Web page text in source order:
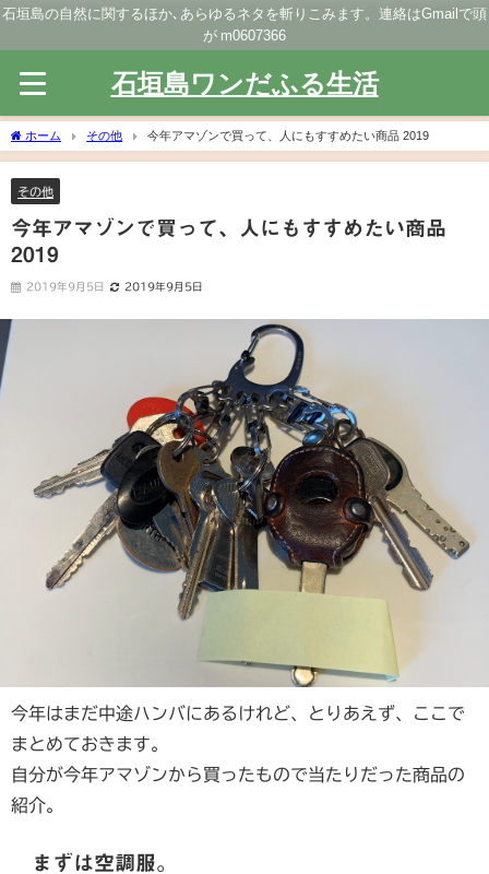
石垣島の自然に関するほか､あらゆるネタを斬りこみます。連絡はGmailで頭
が m0607366
石垣島ワンだふる生活
ホーム その他 今年アマゾンで買って、人にもすすめたい商品 2019
その他
今年アマゾンで買って、人にもすすめたい商品
2019
2019年9月5日 2019年9月5日
今年はまだ中途ハンバにあるけれど、とりあえず、ここで
まとめておきます。
自分が今年アマゾンから買ったもので当たりだった商品の
紹介。
まずは空調服。